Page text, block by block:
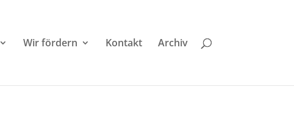
Wir fördern Kontakt Archiv